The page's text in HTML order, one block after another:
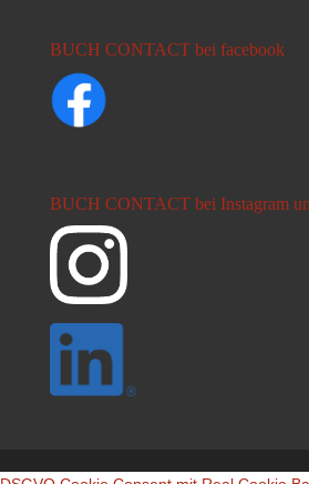
BUCH CONTACT bei facebook
BUCH CONTACT bei Instagram